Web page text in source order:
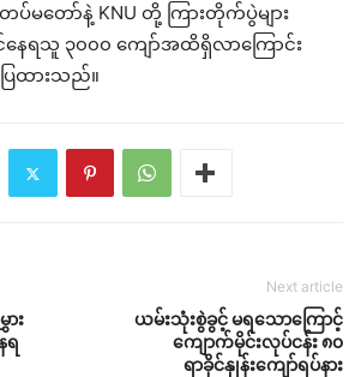
မတော်နဲ့ KNU တို့ ကြားတိုက်ပွဲများ
နေရသူ ၃၀၀၀ ကျော်အထိရှိလာကြောင်း
ြထားသည်။
း
ရ
Next article
ယမ်းသုံးစွဲခွင့် မရသောကြောင့်
ကျောက်မိုင်းလုပ်ငန်း ၈၀
ရာခိုင်နှုန်းကျော်ရပ်နား